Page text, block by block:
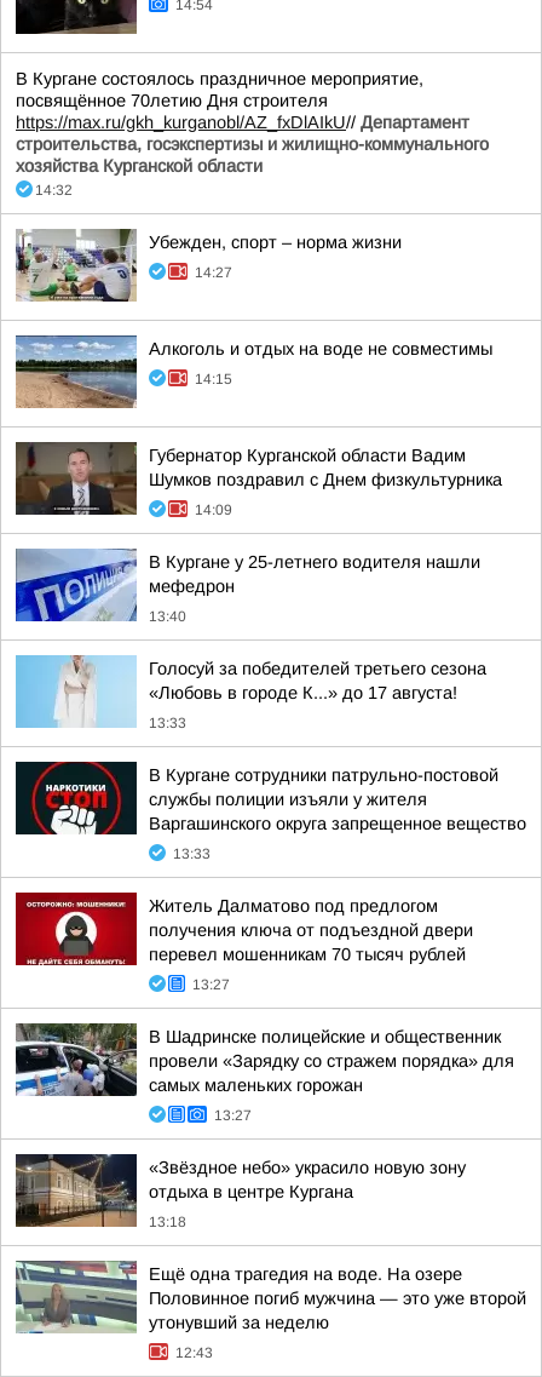
14:54
В Кургане состоялось праздничное мероприятие,
посвящённое 70летию Дня строителя
https://max.ru/gkh_kurganobl/AZ_fxDlAIkU// Департамент
строительства, госэкспертизы и жилищно-коммунального
хозяйства Курганской области
14:32
Убежден, спорт – норма жизни
14:27
Алкоголь и отдых на воде не совместимы
14:15
Губернатор Курганской области Вадим
Шумков поздравил с Днем физкультурника
14:09
В Кургане у 25-летнего водителя нашли
мефедрон
13:40
Голосуй за победителей третьего сезона
«Любовь в городе К...» до 17 августа!
13:33
В Кургане сотрудники патрульно-постовой
службы полиции изъяли у жителя
Варгашинского округа запрещенное вещество
13:33
Житель Далматово под предлогом
получения ключа от подъездной двери
перевел мошенникам 70 тысяч рублей
13:27
В Шадринске полицейские и общественник
провели «Зарядку со стражем порядка» для
самых маленьких горожан
13:27
«Звёздное небо» украсило новую зону
отдыха в центре Кургана
13:18
Ещё одна трагедия на воде. На озере
Половинное погиб мужчина — это уже второй
утонувший за неделю
12:43